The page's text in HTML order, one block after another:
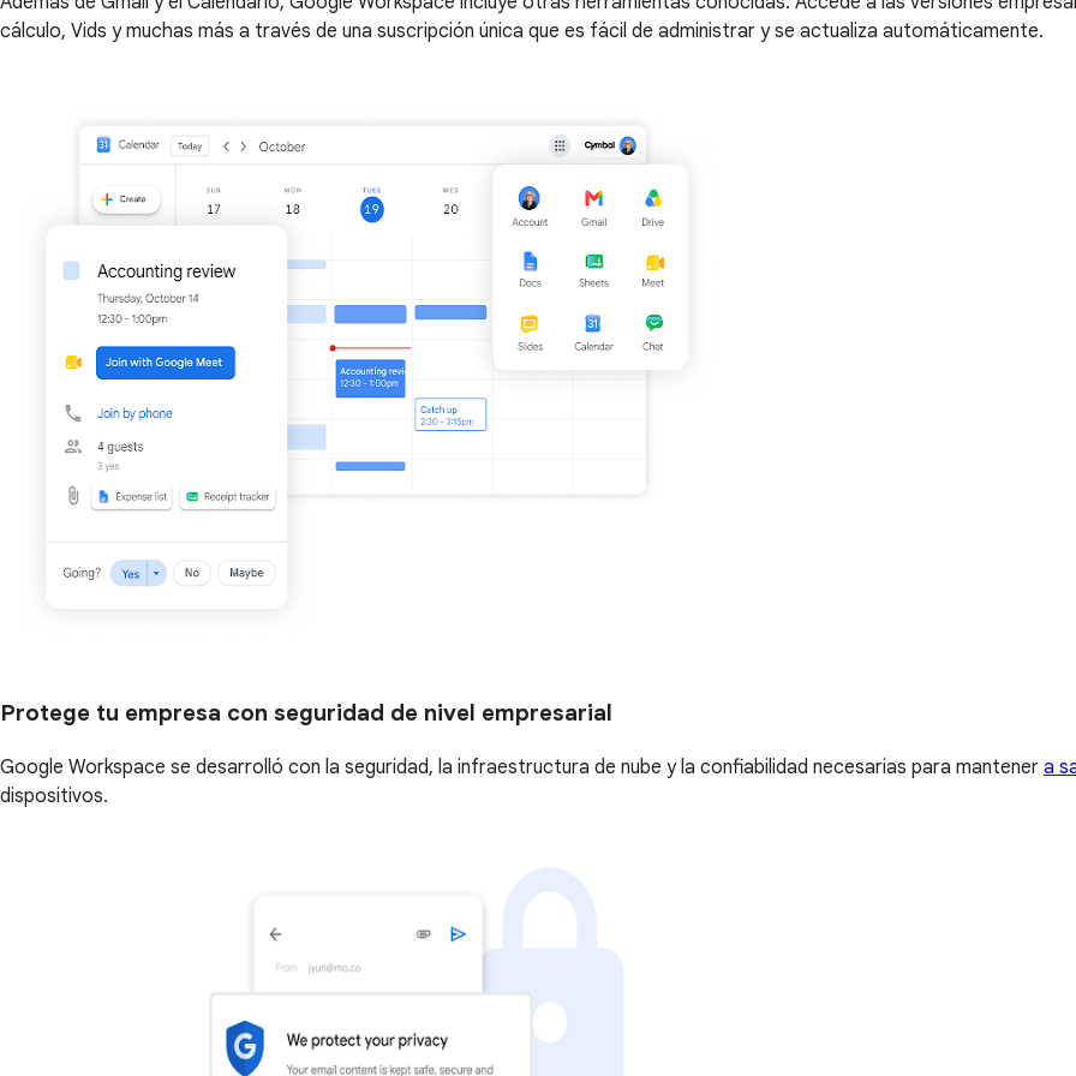
cálculo, Vids y muchas más a través de una suscripción única que es fácil de administrar y se actualiza automáticamente.
Protege tu empresa con seguridad de nivel empresarial
Google Workspace se desarrolló con la seguridad, la infraestructura de nube y la confiabilidad necesarias para mantener a
dispositivos.